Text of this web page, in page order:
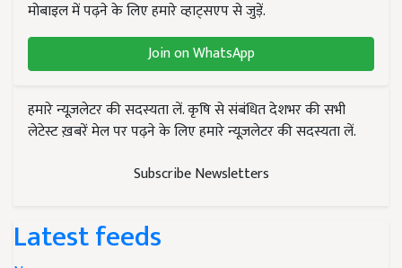
मोबाइल में पढ़ने के लिए हमारे व्हाट्सएप से जुड़ें.
Join on WhatsApp
हमारे न्यूज़लेटर की सदस्यता लें. कृषि से संबंधित देशभर की सभी
लेटेस्ट ख़बरें मेल पर पढ़ने के लिए हमारे न्यूज़लेटर की सदस्यता लें.
Subscribe Newsletters
Latest feeds